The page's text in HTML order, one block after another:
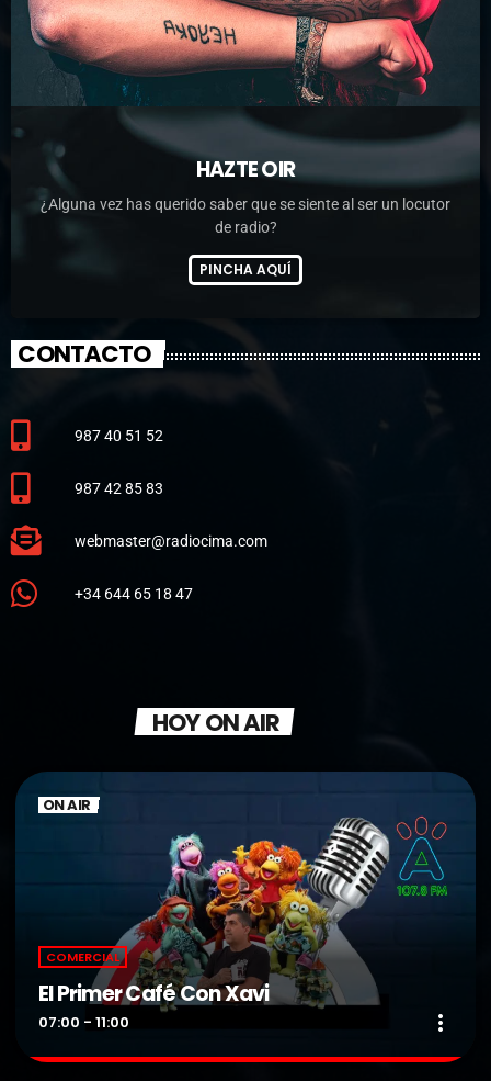
HAZTE OIR
¿Alguna vez has querido saber que se siente al ser un locutor
de radio?
PINCHA AQUÍ
CONTACTO
987 40 51 52
987 42 85 83
webmaster@radiocima.com
+34 644 65 18 47
HOY ON AIR
ON AIR
COMERCIAL
El Primer Café Con Xavi
07:00 - 11:00 more_vert